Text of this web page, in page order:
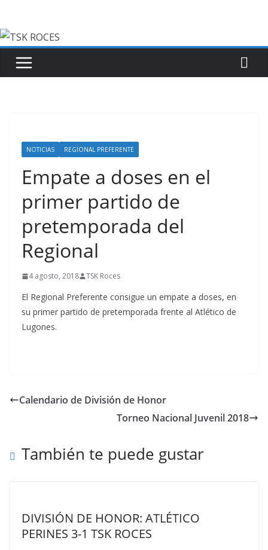
contenido
NOTICIAS REGIONAL PREFERENTE
Empate a doses en el
primer partido de
pretemporada del
Regional
4 agosto, 2018 TSK Roces
El Regional Preferente consigue un empate a doses, en
su primer partido de pretemporada frente al Atlético de
Lugones.
Calendario de División de Honor
Torneo Nacional Juvenil 2018
También te puede gustar
DIVISIÓN DE HONOR: ATLÉTICO
PERINES 3-1 TSK ROCES